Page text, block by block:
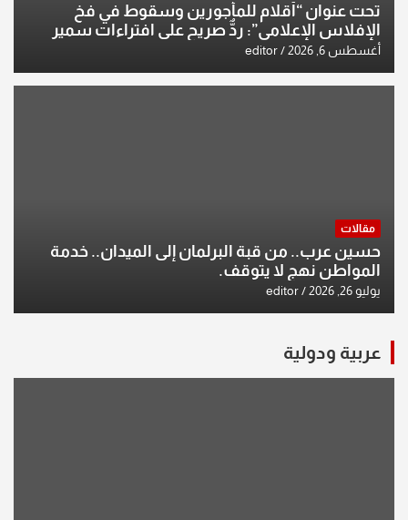
تحت عنوان “أقلام للمأجورين وسقوط في فخ
الإفلاس الإعلامي”: ردٌّ صريح على افتراءات سمير
الشكرجي
أغسطس 6, 2026 editor
مقالات
حسين عرب.. من قبة البرلمان إلى الميدان.. خدمة
المواطن نهج لا يتوقف.
يوليو 26, 2026 editor
عربية ودولية